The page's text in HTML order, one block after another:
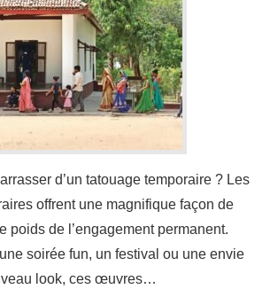
d’un tatouage temporaire ? Les
offrent une magnifique façon de
poids de l’engagement permanent.
soirée fun, un festival ou une envie
look, ces œuvres…